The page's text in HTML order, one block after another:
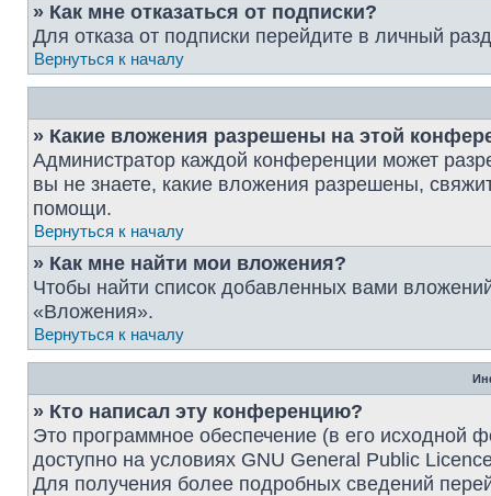
» Как мне отказаться от подписки?
Для отказа от подписки перейдите в личный
Вернуться к началу
» Какие вложения разрешены на этой
Администратор каждой конференции может
вы не знаете, какие вложения разрешены,
помощи.
Вернуться к началу
» Как мне найти мои вложения?
Чтобы найти список добавленных вами
«Вложения».
Вернуться к началу
» Кто написал эту конференцию?
Это программное обеспечение (в его исходной
доступно на условиях GNU General Public
Для получения более подробных сведений